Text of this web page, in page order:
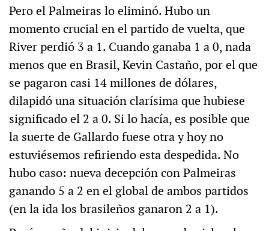
Pero el Palmeiras lo eliminó. Hubo un
momento crucial en el partido de vuelta, que
River perdió 3 a 1. Cuando ganaba 1 a 0, nada
menos que en Brasil, Kevin Castaño, por el que
se pagaron casi 14 millones de dólares,
dilapidó una situación clarísima que hubiese
significado el 2 a 0. Si lo hacía, es posible que
la suerte de Gallardo fuese otra y hoy no
estuviésemos refiriendo esta despedida. No
hubo caso: nueva decepción con Palmeiras
ganando 5 a 2 en el global de ambos partidos
(en la ida los brasileños ganaron 2 a 1).